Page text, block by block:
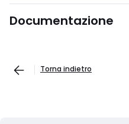
Documentazione
Torna indietro